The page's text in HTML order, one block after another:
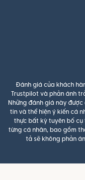
Đánh giá của khách
Trustpilot và phản ánh
Những đánh giá này
tin và thể hiện ý kiến cá
thực bất kỳ tuyên bố cụ
từng cá nhân, bao gồm
tả sẽ không phản